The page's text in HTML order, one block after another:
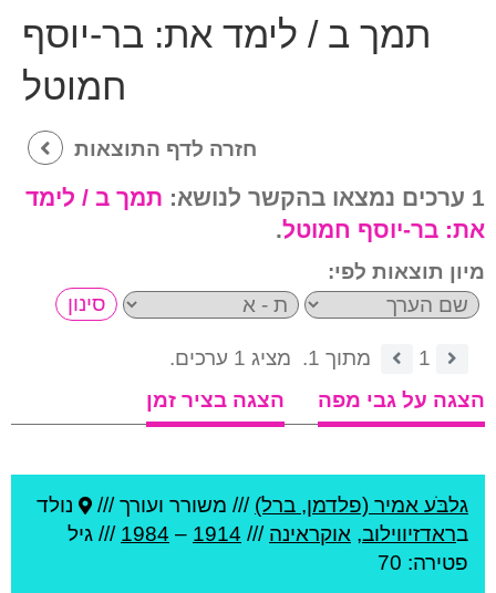
תמך ב / לימד את: בר-יוסף
חמוטל
חזרה לדף התוצאות
1 ערכים נמצאו בהקשר לנושא:
תמך ב / לימד
את: בר-יוסף חמוטל.
מיון תוצאות לפי:
1 מתוך 1.
מציג 1 ערכים.
הצגה על גבי מפה
הצגה בציר זמן
גלבֹּע אמיר (פלדמן, ברל) /// משורר ועורך ///
נולד
בראדזיווילוב, אוקראינה ///
1914
–
1984 /// גיל
פטירה: 70